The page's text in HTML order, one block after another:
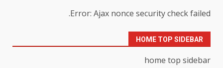
Error: Ajax nonce security check failed.
HOME TOP SIDEBAR
home top sidebar